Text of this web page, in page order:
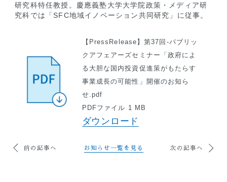
研究科特任教授。慶應義塾大学大学院政策・メディア研
究科では「SFC地域イノベーション共同研究」に従事。
【PressRelease】第37回-パブリッ
クアフェアーズセミナー「政府によ
る大胆な国内投資促進策がもたらす
事業成長の可能性」開催のお知ら
せ.pdf
PDFファイル 1 MB
ダウンロード
前の記事へ お知らせ一覧を見る 次の記事へ